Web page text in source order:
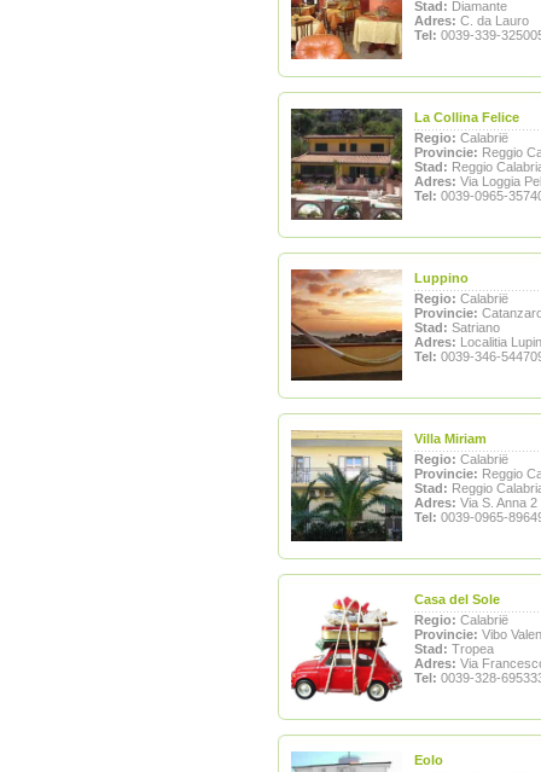
Stad: Diamante
Adres: C. da Lauro
Tel: 0039-339-
La Collina Felice
Regio: Calabrië
Provincie: Reggio
Stad: Reggio
Adres: Via Loggia
Tel: 0039-0965-
Luppino
Regio: Calabrië
Provincie:
Stad: Satriano
Adres: Localitia
Tel: 0039-346-
Villa Miriam
Regio: Calabrië
Provincie: Reggio
Stad: Reggio
Adres: Via S. Anna
Tel: 0039-0965-
Casa del Sole
Regio: Calabrië
Provincie: Vibo
Stad: Tropea
Adres: Via
Tel: 0039-328-
Eolo